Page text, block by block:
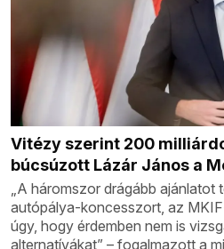
Vitézy szerint 200
búcsúzott Lázár János a
„A háromszor drágább ajánlatot
autópálya-koncesszort, az
úgy, hogy érdemben nem is
alternatívákat” – fogalmazott a